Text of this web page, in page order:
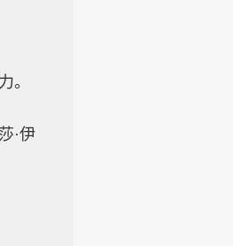
。
·伊